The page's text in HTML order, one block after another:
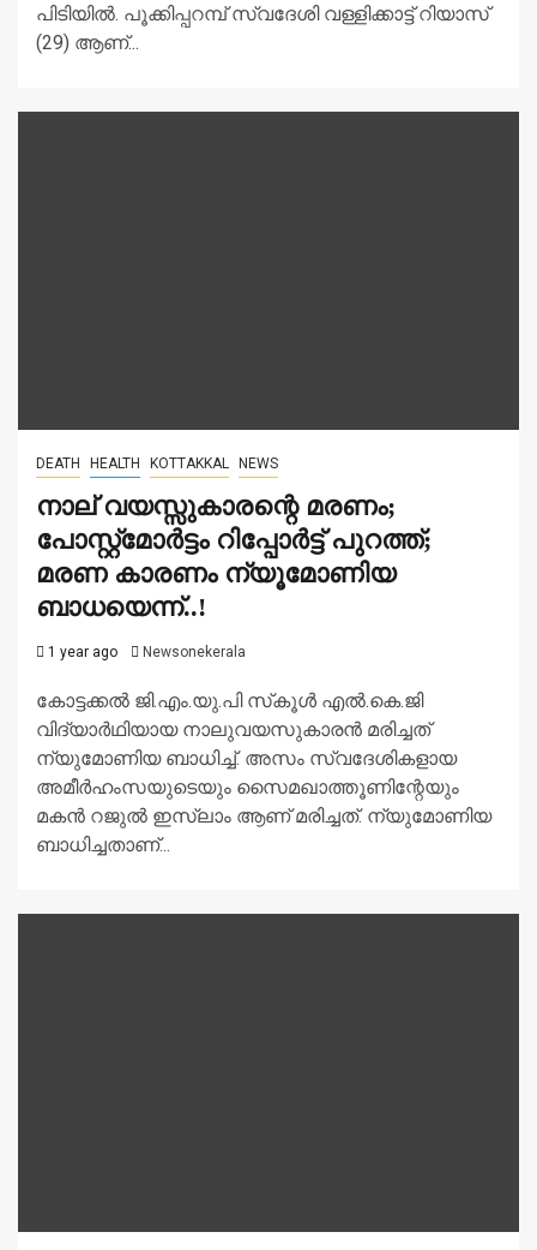
പിടിയില്‍. പൂക്കിപ്പറമ്പ് സ്വദേശി വള്ളിക്കാട്ട് റിയാസ്
(29) ആണ്...
DEATH HEALTH KOTTAKKAL NEWS
നാല് വയസ്സുകാരന്റെ മരണം;
പോസ്റ്റ്മോർട്ടം റിപ്പോർട്ട്‌ പുറത്ത്;
മരണ കാരണം ന്യൂമോണിയ
ബാധയെന്ന്..!
1 year ago Newsonekerala
കോട്ടക്കല്‍ ജി.എം.യു.പി സ്‌കൂള്‍ എല്‍.കെ.ജി
വിദ്യാർഥിയായ നാലുവയസുകാരൻ മരിച്ചത്
ന്യുമോണിയ ബാധിച്ച്‌. അസം സ്വദേശികളായ
അമീർഹംസയുടെയും സൈമഖാത്തൂണിന്റേയും
മകൻ റജുല്‍ ഇസ്ലാം ആണ് മരിച്ചത്. ന്യുമോണിയ
ബാധിച്ചതാണ്...